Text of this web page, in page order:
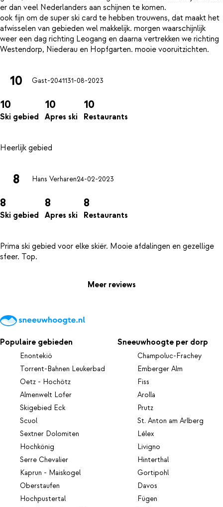
er dan veel Nederlanders aan schijnen te komen.
ook fijn om de super ski card te hebben trouwens, dat maakt het
afwisselen van gebieden wel makkelijk. morgen waarschijnlijk
weer een dag richting Leogang en daarna vertrekken we richting
10 Gast-2041131-08-2023
10
Ski gebied
10
Apres ski
10
Restaurants
8 Hans Verharen24-02-2023
8
Ski gebied
8
Apres ski
8
Restaurants
Prima ski gebied voor elke skiër. Mooie afdalingen en gezellige
Meer reviews
Populaire gebieden
Enontekiö
Torrent-Bahnen Leukerbad
Oetz - Hochötz
Almenwelt Lofer
Skigebied Eck
Scuol
Sextner Dolomiten
Hochkönig
Serre Chevalier
Kaprun - Maiskogel
Oberstaufen
Hochpustertal
Sneeuwhoogte per dorp
Champoluc-Frachey
Emberger Alm
Fiss
Arolla
Prutz
St. Anton am Arlberg
Lélex
Livigno
Hinterthal
Gortipohl
Davos
Fügen